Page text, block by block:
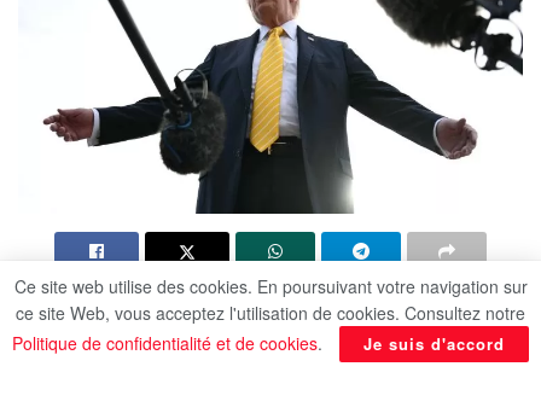
Les mauvais sondages s’accumulent, l’économie
des ménages ne s’améliore pas, et la guerre
Ce site web utilise des cookies. En poursuivant votre navigation sur
ce site Web, vous acceptez l'utilisation de cookies. Consultez notre
Politique de confidentialité et de cookies. Je suis d'accord